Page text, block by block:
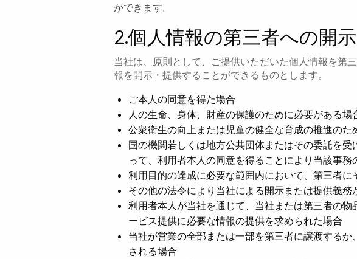
ができます。
2.個人情報の第三者への開
当社は、原則として、ご提供いただいた個人情報を第
報を開示・提供することができるものとします。
ご本人の同意を得た場合
人の生命、身体、財産の保護のために必要がある
公衆衛生の向上または児童の健全な育成の推進の
国の機関若しくは地方公共団体またはその委託を
って、利用者本人の同意を得ることにより当該事
利用目的の達成に必要な範囲内において、第三者
その他の法令により当社による開示または提供義
利用者本人が当社を通じて、当社または第三者の
ービス提供に必要な情報の提供を求められた場合
当社が営業の全部または一部を第三者に譲渡する
される場合